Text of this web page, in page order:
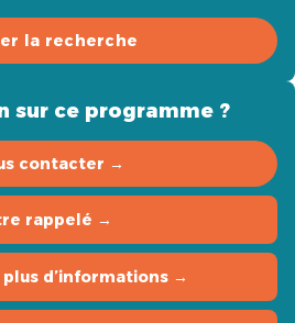
la recherche
sur ce programme ?
contacter →
rappelé →
d’informations →